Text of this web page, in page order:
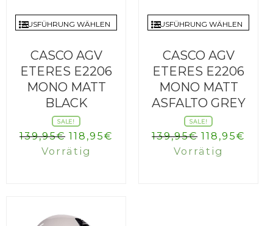
AUSFÜHRUNG WÄHLEN
CASCO AGV
ETERES E2206
MONO MATT
BLACK
SALE!
139,95€ Ursprünglicher
Preis
118,95€ Aktueller
Vorrätig
AUSFÜHRUNG WÄHLEN
CASCO AGV
ETERES E2206
MONO MATT
ASFALTO GREY
SALE!
139,95€
Preis
118,95€
Vorrätig